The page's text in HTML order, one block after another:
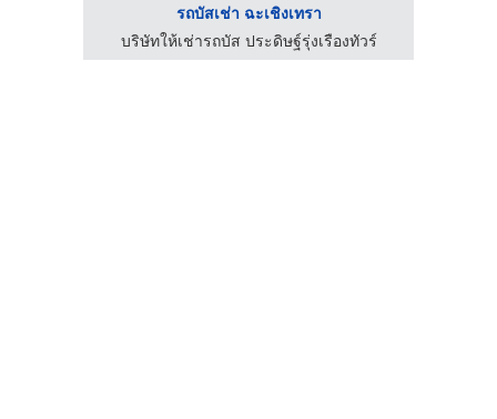
รถบัสเช่า ฉะเชิงเทรา
บริษัทให้เช่ารถบัส ประดิษฐ์รุ่งเรืองทัวร์